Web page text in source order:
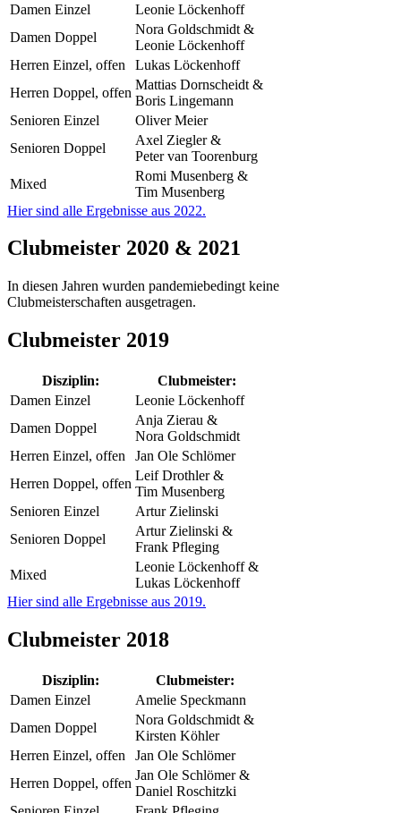
Damen Einzel
Leonie Löckenhoff
Damen Doppel
Nora Goldschmidt &
Leonie Löckenhoff
Herren Einzel, offen
Lukas Löckenhoff
Herren Doppel, offen
Mattias Dornscheidt &
Boris Lingemann
Senioren Einzel
Oliver Meier
Senioren Doppel
Axel Ziegler &
Peter van Toorenburg
Mixed
Romi Musenberg &
Tim Musenberg
Hier sind alle Ergebnisse aus 2022.
Clubmeister 2020 & 2021
In diesen Jahren wurden pandemiebedingt keine
Clubmeisterschaften ausgetragen.
Clubmeister 2019
Disziplin:
Clubmeister:
Damen Einzel
Leonie Löckenhoff
Damen Doppel
Anja Zierau &
Nora Goldschmidt
Herren Einzel, offen
Jan Ole Schlömer
Herren Doppel, offen
Leif Drothler &
Tim Musenberg
Senioren Einzel
Artur Zielinski
Senioren Doppel
Artur Zielinski &
Frank Pfleging
Mixed
Leonie Löckenhoff &
Lukas Löckenhoff
Hier sind alle Ergebnisse aus 2019.
Clubmeister 2018
Disziplin:
Clubmeister:
Damen Einzel
Amelie Speckmann
Damen Doppel
Nora Goldschmidt &
Kirsten Köhler
Herren Einzel, offen
Jan Ole Schlömer
Herren Doppel, offen
Jan Ole Schlömer &
Daniel Roschitzki